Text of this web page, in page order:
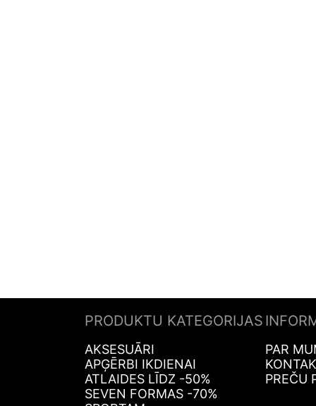
PRODUKTU KATEGORIJAS
AKSESUĀRI
APĢĒRBI IKDIENAI
ATLAIDES LĪDZ -50%
SEVEN FORMAS -70%
PAR
PREČU